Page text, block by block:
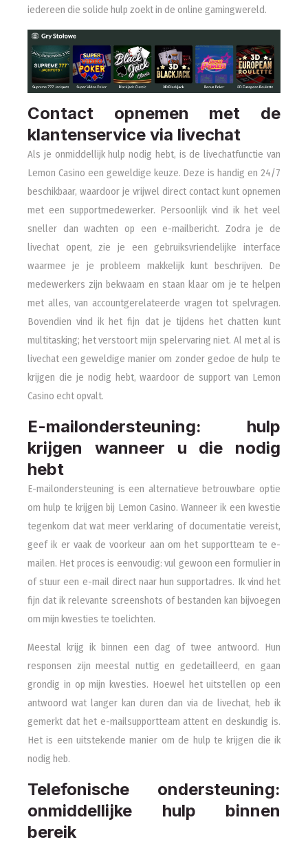
iedereen die solide hulp zoekt in de online gamingwereld.
Contact opnemen met de
klantenservice via livechat
Als je onmiddellijk hulp nodig hebt, is de livechatfunctie van
Lemon Casino een geweldige keuze. Deze is handig en 24/7
beschikbaar, waardoor je vrijwel direct contact kunt opnemen
met een supportmedewerker. Persoonlijk vind ik het veel
sneller dan wachten op een e-mailbericht. Zodra je de
livechat opent, zie je een gebruiksvriendelijke interface
waarmee je je probleem makkelijk kunt beschrijven. De
medewerkers zijn bekwaam en staan klaar om je te helpen
met alles, van accountgerelateerde vragen tot spelvragen.
Bovendien vind ik het fijn dat je tijdens het chatten kunt
multitasking; het verstoort mijn spelervaring niet. Al met al is
livechat een geweldige manier om zonder gedoe de hulp te
krijgen die je nodig hebt, waardoor de support van Lemon
Casino echt opvalt.
E-mailondersteuning: hulp
krijgen wanneer u die nodig
hebt
E-mailondersteuning is een alternatieve betrouwbare optie
om hulp te krijgen bij Lemon Casino. Wanneer ik een kwestie
tegenkom dat wat meer verklaring of documentatie vereist,
geef ik er vaak de voorkeur aan om het supportteam te e-
mailen. Het proces is eenvoudig: vul gewoon een formulier in
of stuur een e-mail direct naar hun supportadres. Ik vind het
fijn dat ik relevante screenshots of bestanden kan bijvoegen
om mijn kwesties te toelichten.
Meestal krijg ik binnen een dag of twee antwoord. Hun
responsen zijn meestal nuttig en gedetailleerd, en gaan
grondig in op mijn kwesties. Hoewel het uitstellen op een
antwoord wat langer kan duren dan via de livechat, heb ik
gemerkt dat het e-mailsupportteam attent en deskundig is.
Het is een uitstekende manier om de hulp te krijgen die ik
nodig heb.
Telefonische ondersteuning:
onmiddellijke hulp binnen
bereik